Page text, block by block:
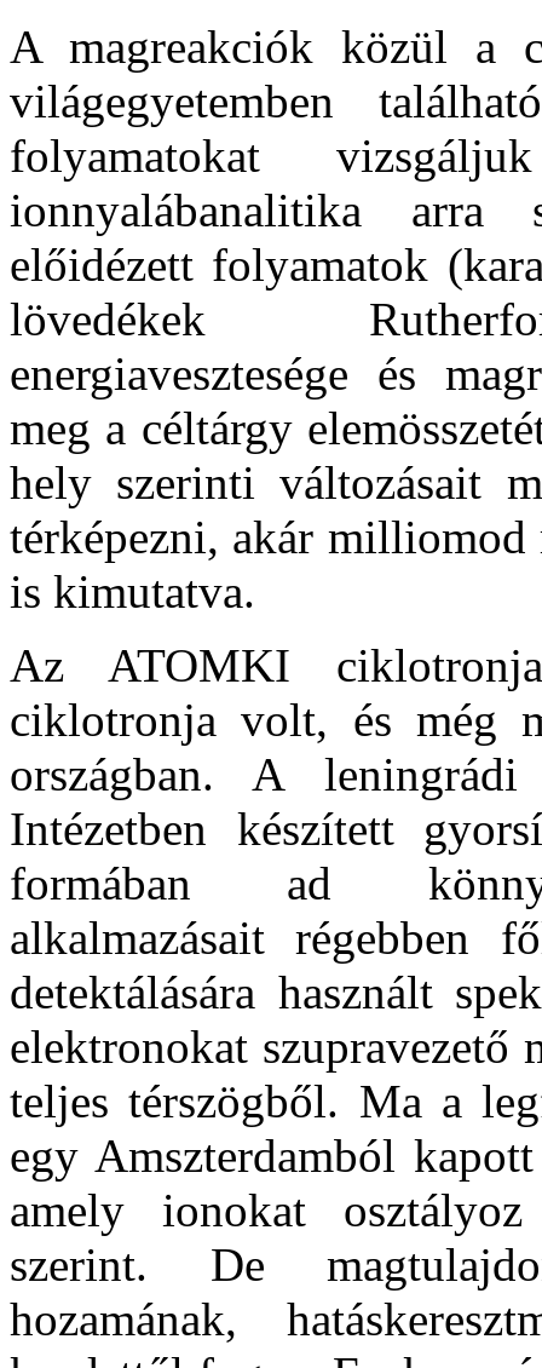
A magreakciók közül a
világegyetemben
folyamatokat
ionnyalábanalitika arra
előidézett folyamatok
lövedékek
energiavesztesége és
meg a céltárgy
hely szerinti változásait
térképezni, akár milliomod
is kimutatva.
Az ATOMKI
ciklotronja volt, és még
országban. A
Intézetben készített
formában ad
alkalmazásait régebben
detektálására használt
elektronokat szupravezető
teljes térszögből. Ma a
egy Amszterdamból
amely ionokat
szerint. De
hozamának,